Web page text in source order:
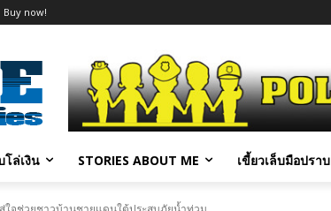
Buy now!
โล่เงิน STORIES ABOUT ME เขี้ยวเล็บมือปราบ